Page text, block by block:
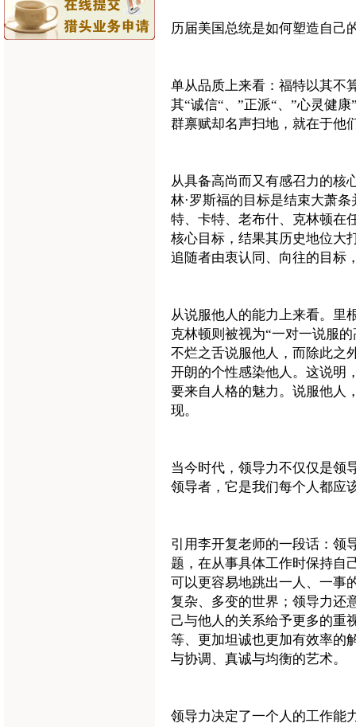
历届美国总统是如何塑造自己
单从品质上来看：福特以其不
其“诚信“、”正派“、”心灵健
群禀赋却名声扫地，就在于他
从具备高尚而又有感召力的核
林·罗斯福的目标是结束大萧
特、卡特、老布什、克林顿在
核心目标，结果其历史地位大
追随者由衷认同、向往的目标
从说服他人的能力上来看。里
克林顿则被视为“一对一说服
不烂之舌说服他人，而除此之
开朗的个性感染他人。这说明
要来自人格的魅力。说服他人
现。
当今时代，领导力不仅仅是领
领导者，它是我们每个人都应
引用李开复老师的一段话：领
题，在从事具体工作时保持自
可以更容易地跳出一人、一事
复杂、多变的世界；领导力还
己与他人的关系给予更多的重
等、更加坦诚也更加有效率的
与协调、真诚与均衡的艺术。
领导力决定了一个人的工作能